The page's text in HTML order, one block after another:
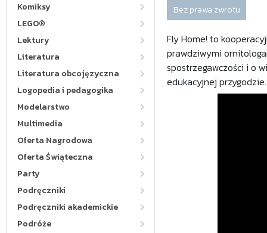
Komiksy
LEGO®
Lektury
Literatura
Literatura obcojęzyczna
Logopedia i pedagogika
Modelarstwo
Multimedia
Oferta Nagrodowa
Oferta Świąteczna
Party
Podręczniki
Podręczniki akademickie
Podróże
Bez prawa zwrotu
Fly Home! to
prawdziwymi
spostrzegawczości i o
edukacyjnej przygodzie.